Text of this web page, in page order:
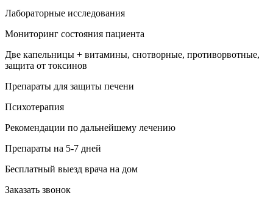
Лабораторные исследования
Мониторинг состояния пациента
Две капельницы + витамины, снотворные, противорвотные,
защита от токсинов
Препараты для защиты печени
Психотерапия
Рекомендации по дальнейшему лечению
Препараты на 5-7 дней
Бесплатный выезд врача на дом
Заказать звонок